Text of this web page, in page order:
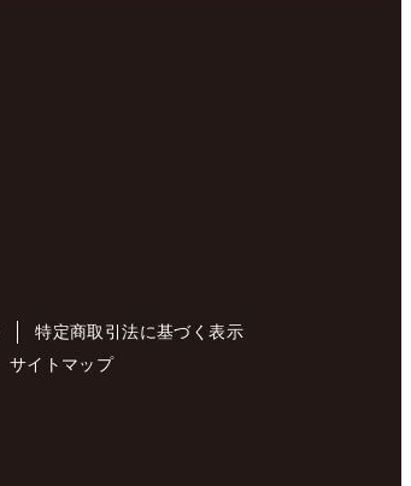
特定商取引法に基づく表示
サイトマップ